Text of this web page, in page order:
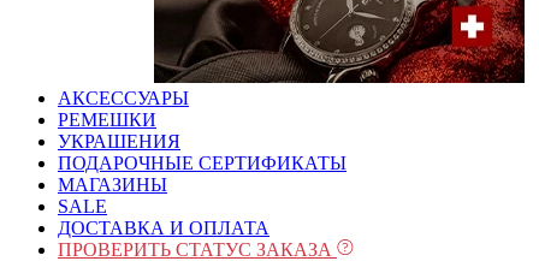
АКСЕССУАРЫ
РЕМЕШКИ
УКРАШЕНИЯ
ПОДАРОЧНЫЕ СЕРТИФИКАТЫ
МАГАЗИНЫ
SALE
ДОСТАВКА И ОПЛАТА
ПРОВЕРИТЬ СТАТУС ЗАКАЗА